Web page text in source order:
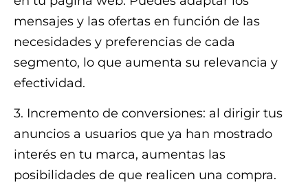
mensajes y las ofertas en función de las
necesidades y preferencias de cada
segmento, lo que aumenta su relevancia y
efectividad.
3. Incremento de conversiones: al dirigir tus
anuncios a usuarios que ya han mostrado
interés en tu marca, aumentas las
posibilidades de que realicen una compra.